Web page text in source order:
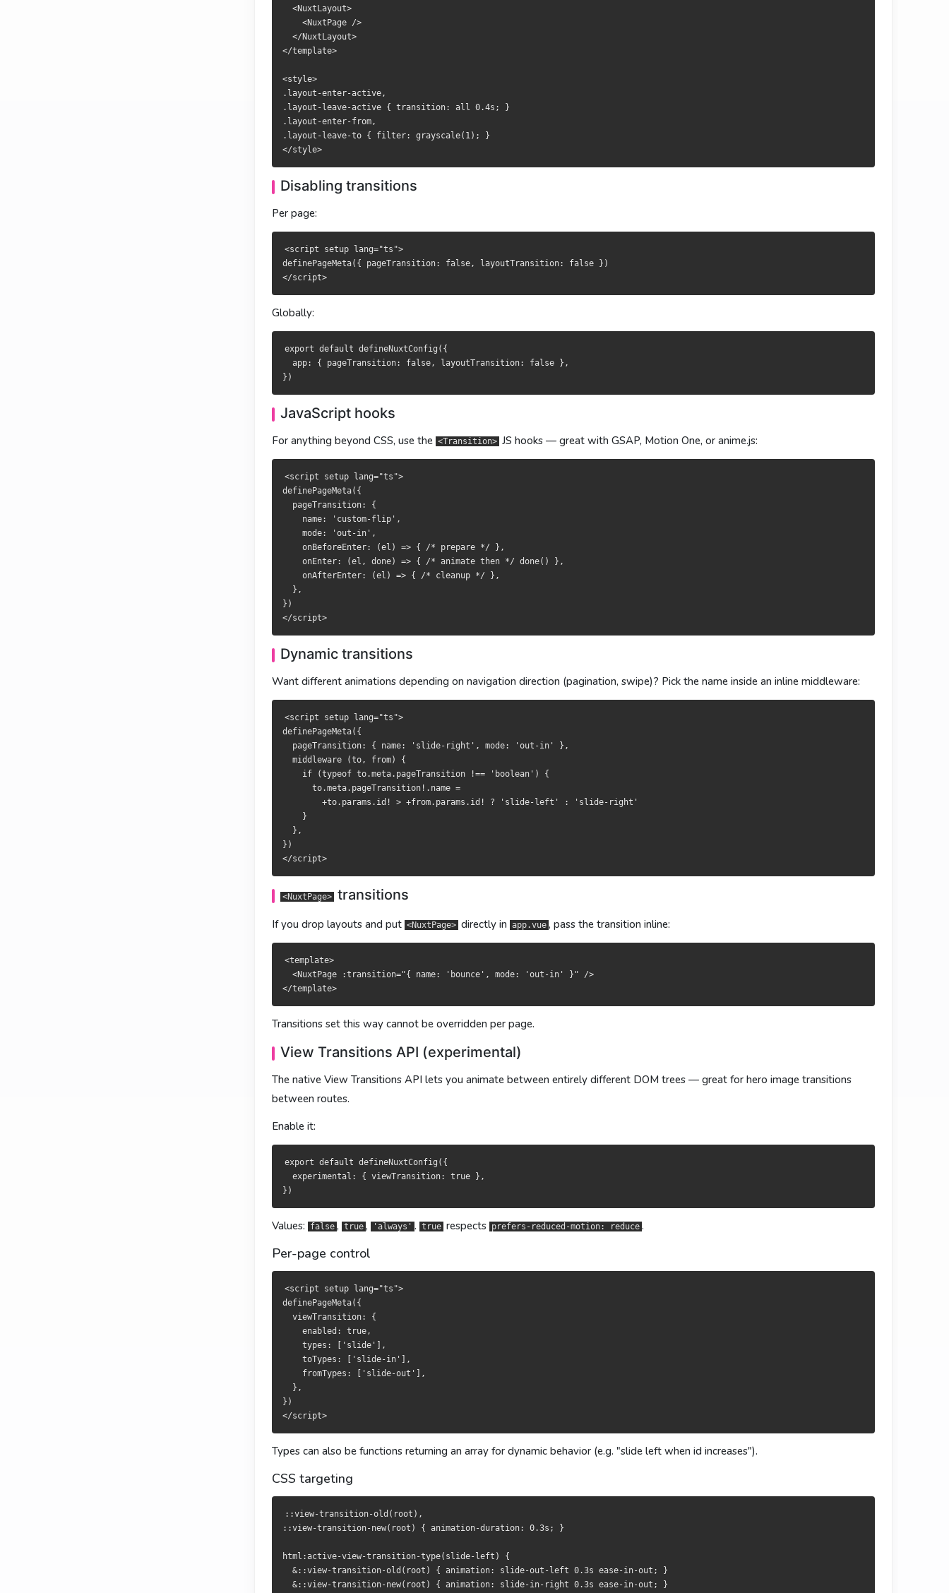
    <NuxtPage />
  </NuxtLayout>
</template>
.layout-enter-active,
.layout-leave-active { transition: all 0.4s; }
.layout-enter-from,
.layout-leave-to { filter: grayscale(1); }
禁用过渡
单页：
<script setup lang="ts">
definePageMeta({ pageTransition: false, layoutTransition: false })
全局：
export default defineNuxtConfig({
  app: { pageTransition: false, layoutTransition: false },
JavaScript 钩子
CSS 搞不定的时候用
<script setup lang="ts">
definePageMeta({
  pageTransition: {
    name: 'custom-flip',
    mode: 'out-in',
    onBeforeEnter: (el) => { /* 准备 */ },
    onEnter: (el, done) => { /* 动画结束调 */ done() },
    onAfterEnter: (el) => { /* 清理 */ },
动态过渡
想根据跳转方向切换动画（比如翻页、滑动）？在内联中间件里决定：
<script setup lang="ts">
definePageMeta({
  pageTransition: { name: 'slide-right', mode: 'out-in' },
  middleware (to, from) {
    if (typeof to.meta.pageTransition !== 'boolean') {
      to.meta.pageTransition!.name =
        +to.params.id! > +from.params.id! ? 'slide-left' : 'slide-right'
上的过渡
如果不用布局，把
<template>
  <NuxtPage :transition="{ name: 'bounce', mode: 'out-in' }" />
这种写法不能被页面级覆写。
View Transitions API（实验）
原生 View Transitions API 可以让完全不同 DOM 结构之间也有平滑过渡，非常适合做 hero 图跨页动画。
export default defineNuxtConfig({
可取值：
单页控制
<script setup lang="ts">
    enabled: true,
    types: ['slide'],
    toTypes: ['slide-in'],
    fromTypes: ['slide-out'],
还能写成函数返回数组，实现类似“id 递增就向左滑”的动态动画。
CSS 描述
::view-transition-old(root),
html:active-view-transition-type(slide-left) {
  &::view-transition-old(root) { animation: slide-out-left 0.3s ease-in-out; }
    <NuxtPage />
  </NuxtLayout>
</template>
.layout-enter-active,
.layout-leave-active { transition: all 0.4s; }
.layout-enter-from,
.layout-leave-to { filter: grayscale(1); }
停用過渡
單頁：
<script setup lang="ts">
definePageMeta({ pageTransition: false, layoutTransition: false })
全域：
export default defineNuxtConfig({
  app: { pageTransition: false, layoutTransition: false },
JavaScript 鉤子
CSS 無法滿足時，改用
<script setup lang="ts">
definePageMeta({
  pageTransition: {
    name: 'custom-flip',
    mode: 'out-in',
    onBeforeEnter: (el) => { /* 準備 */ },
    onEnter: (el, done) => { /* 動畫結束呼叫 */ done() },
    onAfterEnter: (el) => { /* 清理 */ },
動態過渡
想依跳轉方向切換動畫（例如翻頁、滑動）？於內嵌中介層中決定：
<script setup lang="ts">
definePageMeta({
  pageTransition: { name: 'slide-right', mode: 'out-in' },
  middleware (to, from) {
    if (typeof to.meta.pageTransition !== 'boolean') {
      to.meta.pageTransition!.name =
        +to.params.id! > +from.params.id! ? 'slide-left' : 'slide-right'
上的過渡
若不使用佈局，直接將
<template>
  <NuxtPage :transition="{ name: 'bounce', mode: 'out-in' }" />
此寫法無法被頁面層級覆寫。
View Transitions API（實驗）
原生 View Transitions API 能讓結構完全不同的 DOM 也有流暢過渡，非常適合製作 hero 圖跨頁動畫。
export default defineNuxtConfig({
可選值：
單頁控制
<script setup lang="ts">
    enabled: true,
    types: ['slide'],
    toTypes: ['slide-in'],
    fromTypes: ['slide-out'],
也可寫成函式回傳陣列，實作「id 遞增則左滑」這類動態動畫。
CSS 描述
::view-transition-old(root),
html:active-view-transition-type(slide-left) {
  &::view-transition-old(root) { animation: slide-out-left 0.3s ease-in-out; }
  <NuxtLayout>
    <NuxtPage />
  </NuxtLayout>
</template>
<style>
.layout-enter-active,
.layout-leave-active { transition: all 0.4s; }
.layout-enter-from,
.layout-leave-to { filter: grayscale(1); }
Disabling transitions
Per page:
<script setup lang="ts">
definePageMeta({ pageTransition: false, layoutTransition: false })
Globally:
export default defineNuxtConfig({
  app: { pageTransition: false, layoutTransition: false },
JavaScript hooks
For anything beyond CSS, use the <Transition> JS hooks — great with GSAP, Motion One, or anime.js:
<script setup lang="ts">
definePageMeta({
  pageTransition: {
    name: 'custom-flip',
    mode: 'out-in',
    onBeforeEnter: (el) => { /* prepare */ },
    onEnter: (el, done) => { /* animate then */ done() },
    onAfterEnter: (el) => { /* cleanup */ },
  },
})
Dynamic transitions
Want different animations depending on navigation direction (pagination, swipe)? Pick the name inside an inline middleware:
<script setup lang="ts">
definePageMeta({
  pageTransition: { name: 'slide-right', mode: 'out-in' },
  middleware (to, from) {
    if (typeof to.meta.pageTransition !== 'boolean') {
      to.meta.pageTransition!.name =
        +to.params.id! > +from.params.id! ? 'slide-left' : 'slide-right'
    }
  },
})
<NuxtPage> transitions
If you drop layouts and put <NuxtPage> directly in app.vue , pass the transition inline:
<template>
  <NuxtPage :transition="{ name: 'bounce', mode: 'out-in' }" />
Transitions set this way cannot be overridden per page.
View Transitions API (experimental)
The native View Transitions API lets you animate between entirely different DOM trees — great for hero image transitions
between routes.
Enable it:
export default defineNuxtConfig({
  experimental: { viewTransition: true },
Values: false , true , 'always' . true respects prefers-reduced-motion: reduce .
Per-page control
<script setup lang="ts">
definePageMeta({
  viewTransition: {
    enabled: true,
    types: ['slide'],
    toTypes: ['slide-in'],
    fromTypes: ['slide-out'],
  },
})
Types can also be functions returning an array for dynamic behavior (e.g. "slide left when id increases").
CSS targeting
::view-transition-old(root),
::view-transition-new(root) { animation-duration: 0.3s; }
html:active-view-transition-type(slide-left) {
  &::view-transition-old(root) { animation: slide-out-left 0.3s ease-in-out; }
  &::view-transition-new(root) { animation: slide-in-right 0.3s ease-in-out; }